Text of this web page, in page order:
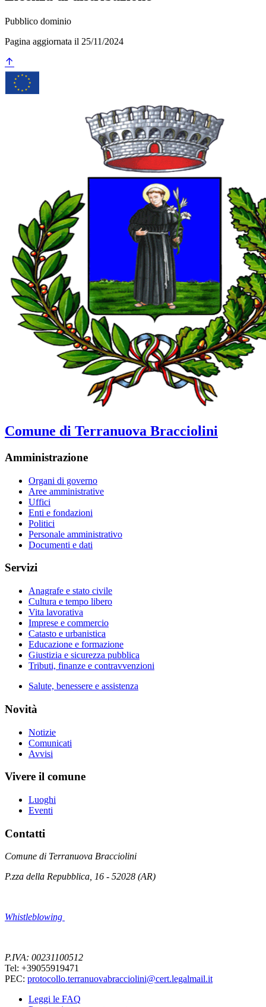
Pubblico dominio
Pagina aggiornata il 25/11/2024
Comune di Terranuova Bracciolini
Amministrazione
Organi di governo
Aree amministrative
Uffici
Enti e fondazioni
Politici
Personale amministrativo
Documenti e dati
Servizi
Anagrafe e stato civile
Cultura e tempo libero
Vita lavorativa
Imprese e commercio
Catasto e urbanistica
Educazione e formazione
Giustizia e sicurezza pubblica
Tributi, finanze e contravvenzioni
Salute, benessere e assistenza
Novità
Notizie
Comunicati
Avvisi
Vivere il comune
Luoghi
Eventi
Contatti
Comune di Terranuova Bracciolini
P.zza della Repubblica, 16 - 52028 (AR)
Whistleblowing
P.IVA: 00231100512
Tel: +39055919471
PEC: protocollo.terranuovabracciolini@cert.legalmail.it
Leggi le FAQ